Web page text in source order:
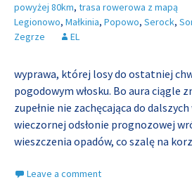
powyżej 80km, trasa rowerowa z mapą
Legionowo, Małkinia, Popowo, Serock,
Zegrze
EL
wyprawa, której losy do ostatniej
pogodowym włosku. Bo aura ciągle
zupełnie nie zachęcająca do
wieczornej odsłonie prognozowej
wieszczenia opadów, co szalę na
Leave a comment